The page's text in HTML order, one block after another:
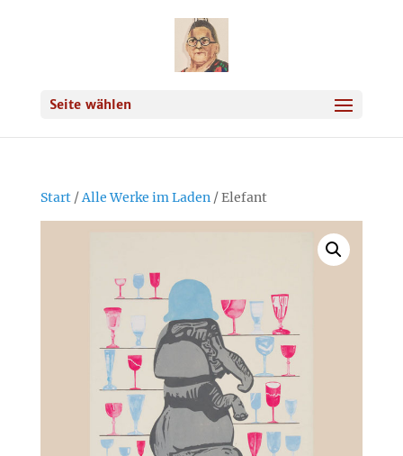
Seite wählen
Start/Alle Werke im Laden/ Elefant